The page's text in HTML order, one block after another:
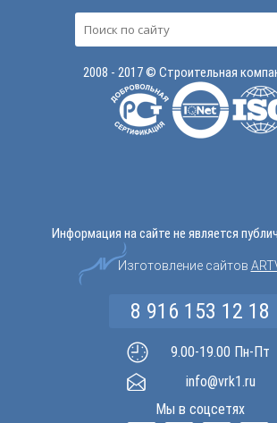
2008 - 2017 © Строительная
Информация на сайте не является
Изготовление сайтов
8 916 153 12 18
9.00-19.00 Пн-Пт
info@vrk1.ru
Мы в соцсетях